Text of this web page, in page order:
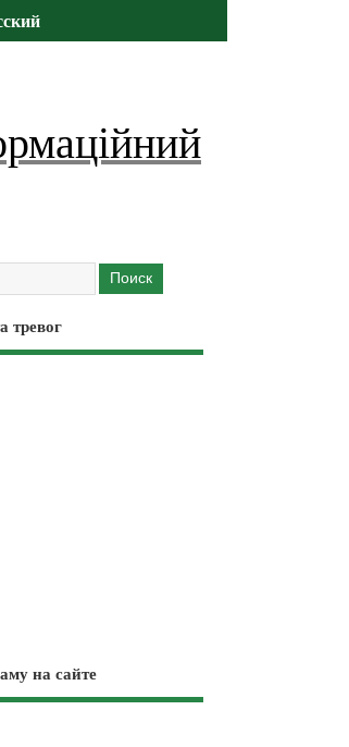
тревог
на сайте